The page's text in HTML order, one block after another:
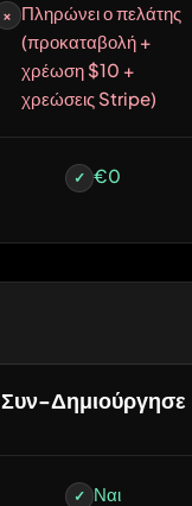
× Πληρώνει ο πελάτης
(προκαταβολή +
χρέωση $10 +
χρεώσεις Stripe)
✓ €0
Συν-Δημιούργησε
✓ Ναι